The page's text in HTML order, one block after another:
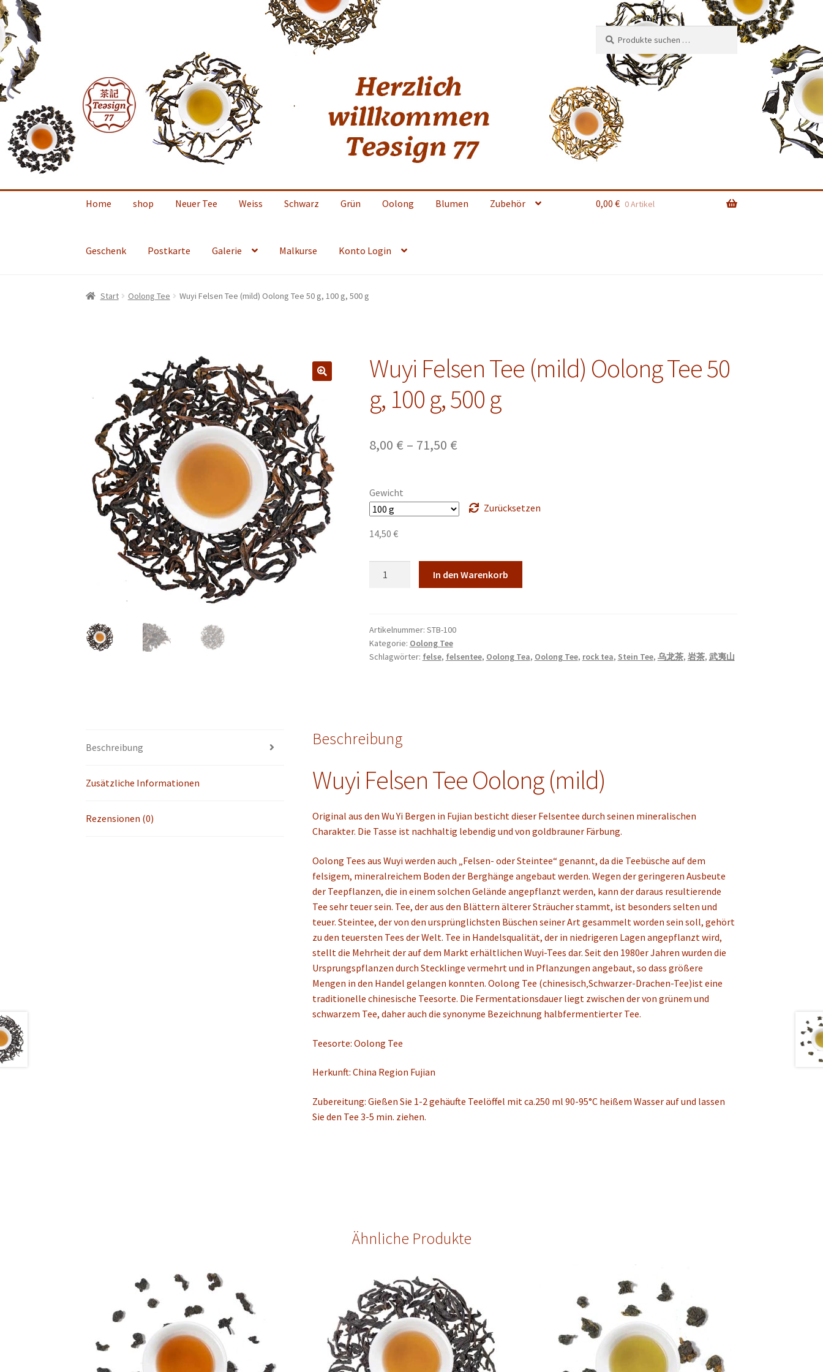
nach:
Home shop Neuer Tee Weiss Schwarz Grün Oolong Blumen Zubehör
Geschenk Postkarte Galerie Malkurse Konto Login
0,00 € 0 Artikel
Start Oolong Tee Wuyi Felsen Tee (mild) Oolong Tee 50 g, 100 g, 500 g
Wuyi Felsen Tee (mild) Oolong Tee 50
g, 100 g, 500 g
8,00 € – 71,50 €Preisspanne:
71,50 €
Gewicht
Zurücksetzen
14,50 €
Oolong
Tee
50
g
Menge
In den Warenkorb
Artikelnummer: STB-100
Kategorie: Oolong Tee
Schlagwörter: felse, felsentee, Oolong Tea, Oolong Tee, rock tea, Stein Tee, 乌龙茶, 岩茶, 武夷山
Beschreibung
Zusätzliche Informationen
Rezensionen (0)
Beschreibung
Wuyi Felsen Tee Oolong (mild)
Original aus den Wu Yi Bergen in Fujian besticht dieser Felsentee durch seinen mineralischen
Charakter. Die Tasse ist nachhaltig lebendig und von goldbrauner Färbung.
Oolong Tees aus Wuyi werden auch „Felsen- oder Steintee“ genannt, da die Teebüsche auf dem
felsigem, mineralreichem Boden der Berghänge angebaut werden. Wegen der geringeren Ausbeute
der Teepflanzen, die in einem solchen Gelände angepflanzt werden, kann der daraus resultierende
Tee sehr teuer sein. Tee, der aus den Blättern älterer Sträucher stammt, ist besonders selten und
teuer. Steintee, der von den ursprünglichsten Büschen seiner Art gesammelt worden sein soll, gehört
zu den teuersten Tees der Welt. Tee in Handelsqualität, der in niedrigeren Lagen angepflanzt wird,
stellt die Mehrheit der auf dem Markt erhältlichen Wuyi-Tees dar. Seit den 1980er Jahren wurden die
Ursprungspflanzen durch Stecklinge vermehrt und in Pflanzungen angebaut, so dass größere
Mengen in den Handel gelangen konnten. Oolong Tee (chinesisch‚Schwarzer-Drachen-Tee)ist eine
traditionelle chinesische Teesorte. Die Fermentationsdauer liegt zwischen der von grünem und
schwarzem Tee, daher auch die synonyme Bezeichnung halbfermentierter Tee.
Teesorte: Oolong Tee
Herkunft: China Region Fujian
Zubereitung: Gießen Sie 1-2 gehäufte Teelöffel mit ca.250 ml 90-95°C heißem Wasser auf und lassen
Sie den Tee 3-5 min. ziehen.
Ähnliche Produkte